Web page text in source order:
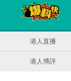
港人直播
港人博評